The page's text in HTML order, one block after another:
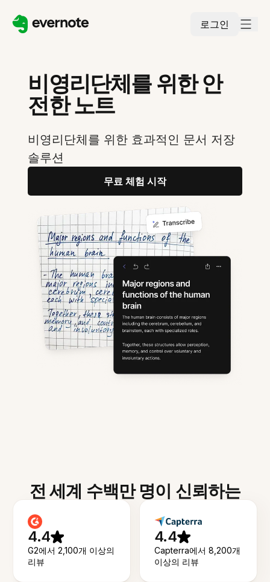
로그인
비영리단체를 위한 안
전한 노트
비영리단체를 위한 효과적인 문서 저장
솔루션
무료 체험 시작
전 세계 수백만 명이 신뢰하는
4.4
G2에서 2,100개 이상의
리뷰
4.4
Capterra에서 8,200개
이상의 리뷰